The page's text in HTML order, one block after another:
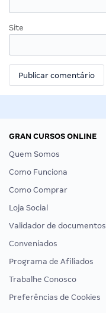
Site
GRAN CURSOS ONLINE
Quem Somos
Como Funciona
Como Comprar
Loja Social
Validador de documentos
Conveniados
Programa de Afiliados
Trabalhe Conosco
Preferências de Cookies